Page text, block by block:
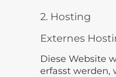
2. Hosting
Externes
Diese Website
erfasst werden,